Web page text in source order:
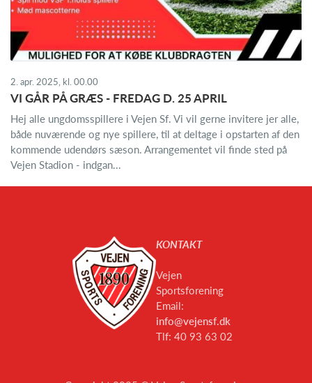
2. apr. 2025, kl. 00.00
VI GÅR PÅ GRÆS - FREDAG D. 25 APRIL
Hej alle ungdomsspillere i Vejen Sf. Vi vil gerne invitere jer alle,
både nuværende og nye spillere, til at deltage i opstarten af den
kommende udendørs sæson. Arrangementet vil finde sted på
Vejen Stadion - indgan...
KONTAKT
Vejen
Sportsforening
Email:
info@vejensf.dk
Tlf: 40 93 63 02